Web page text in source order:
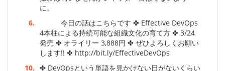
に。
6.
今日の話はこちらです ✤ Eﬀective DevOps
4本柱による持続可能な組織文化の育て方 ✤ 3/24
発売 ✤ オライリー 3,888円 ✤ ぜひよろしくお願い
します!! ✤ http://bit.ly/EﬀectiveDevOps
10. ✤ DevOpsという単語を見かけない日がないくらい